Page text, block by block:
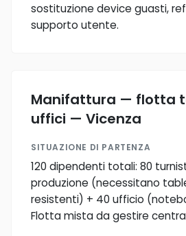
sostituzione device guasti,
supporto utente.
Manifattura — flotta
uffici — Vicenza
SITUAZIONE DI PARTENZA
120 dipendenti totali: 80
produzione (necessitano
resistenti) + 40 ufficio
Flotta mista da gestire